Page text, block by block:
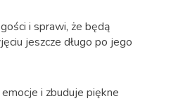
i sprawi, że będą
jeszcze długo po jego
i zbuduje piękne